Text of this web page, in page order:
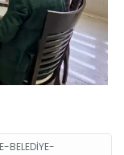
BELEDIYE-